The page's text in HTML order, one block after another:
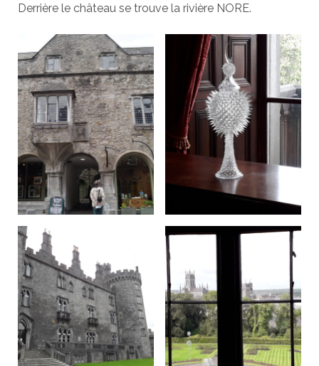
Derrière le château se trouve la rivière NORE.